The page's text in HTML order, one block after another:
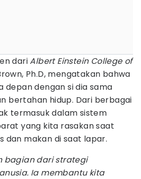
dariAlbert Einstein College of
Ph.D, mengatakan bahwa
depan dengan si dia sama
bertahan hidup. Dari berbagai
termasuk dalam sistem
yang kita rasakan saat
dan makan di saat lapar.
bagian dari strategi
Ia membantu kita